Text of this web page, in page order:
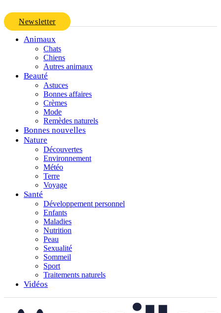
Newsletter
Animaux
Chats
Chiens
Autres animaux
Beauté
Astuces
Bonnes affaires
Crèmes
Mode
Remèdes naturels
Bonnes nouvelles
Nature
Découvertes
Environnement
Météo
Terre
Voyage
Santé
Développement personnel
Enfants
Maladies
Nutrition
Peau
Sexualité
Sommeil
Sport
Traitements naturels
Vidéos